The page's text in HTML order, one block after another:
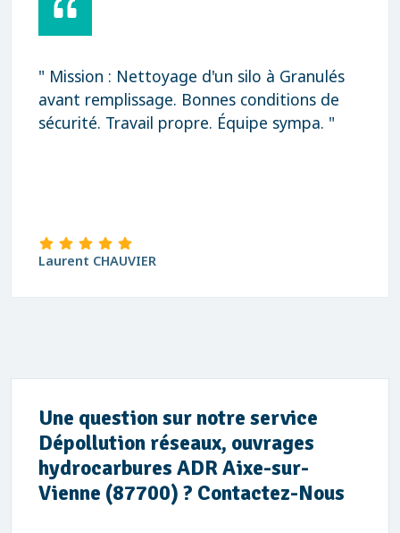
" Mission : Nettoyage d'un silo à Granulés
avant remplissage. Bonnes conditions de
sécurité. Travail propre. Équipe sympa. "
Laurent CHAUVIER
Une question sur notre service
Dépollution réseaux, ouvrages
hydrocarbures ADR Aixe-sur-
Vienne (87700) ? Contactez-Nous